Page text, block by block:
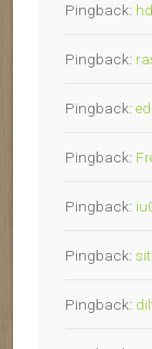
Pingback:
Pingback:
Pingback:
Pingback:
Pingback:
Pingback:
Pingback: